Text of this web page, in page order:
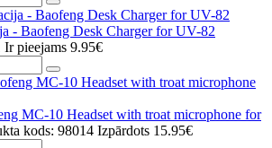
- Baofeng Desk Charger for UV-82
Ir pieejams 9.95€
MC-10 Headset with troat microphone for
kods: 98014 Izpārdots 15.95€